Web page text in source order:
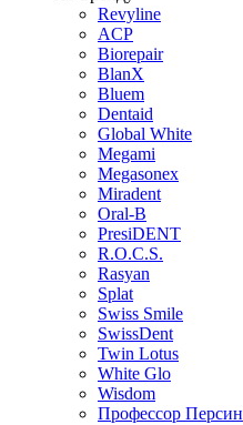
Revyline
ACP
Biorepair
BlanX
Bluem
Dentaid
Global White
Megami
Megasonex
Miradent
Oral-B
PresiDENT
R.O.C.S.
Rasyan
Splat
Swiss Smile
SwissDent
Twin Lotus
White Glo
Wisdom
Профессор Персин